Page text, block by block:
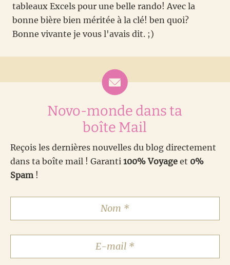
tableaux Excels pour une belle rando! Avec la
bonne bière bien méritée à la clé! ben quoi?
Bonne vivante je vous l'avais dit. ;)
Novo-monde dans ta
boîte Mail
Reçois les dernières nouvelles du blog directement
dans ta boîte mail ! Garanti 100% Voyage et 0%
Spam !